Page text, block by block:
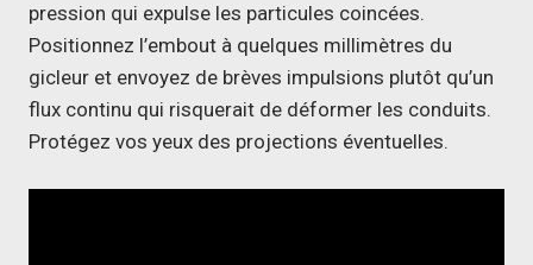
pression qui expulse les particules coincées.
Positionnez l’embout à quelques millimètres du
gicleur et envoyez de brèves impulsions plutôt qu’un
flux continu qui risquerait de déformer les conduits.
Protégez vos yeux des projections éventuelles.